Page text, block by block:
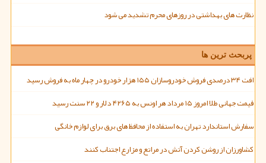
نظارت های بهداشتی در روزهای محرم تشدید می شود
پربحث ترین ها
افت ۳۴ درصدی فروش خودروسازان ۱۵۵ هزار خودرو در چهار ماه به فروش رسید
قیمت جهانی طلا امروز ۱۵ مرداد هر اونس به ۴۲۶۵ دلار و ۲۲ سنت رسید
سفارش استاندارد تهران به استفاده از محافظ های برق برای لوازم خانگی
کشاورزان از روشن کردن آتش در مراتع و مزارع اجتناب کنند